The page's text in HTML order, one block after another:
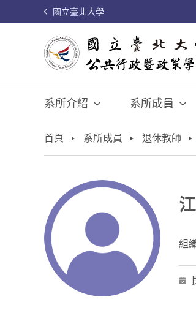
國立臺北大學
系所介紹 系所成員
首頁 系所成員 退休教師
組